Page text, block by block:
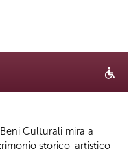
Culturali mira a
storico-artistico